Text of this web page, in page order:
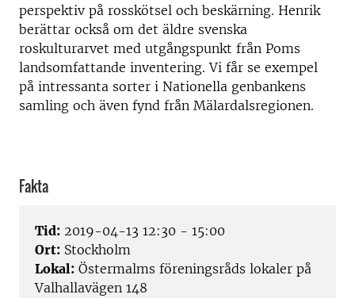
perspektiv på rosskötsel och beskärning. Henrik
berättar också om det äldre svenska
roskulturarvet med utgångspunkt från Poms
landsomfattande inventering. Vi får se exempel
på intressanta sorter i Nationella genbankens
samling och även fynd från Mälardalsregionen.
Fakta
Tid: 2019-04-13 12:30 - 15:00
Ort: Stockholm
Lokal: Östermalms föreningsråds lokaler på
Valhallavägen 148